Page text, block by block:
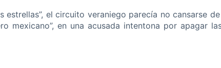
el circuito veraniego parecía no cansarse
en una acusada intentona por apagar